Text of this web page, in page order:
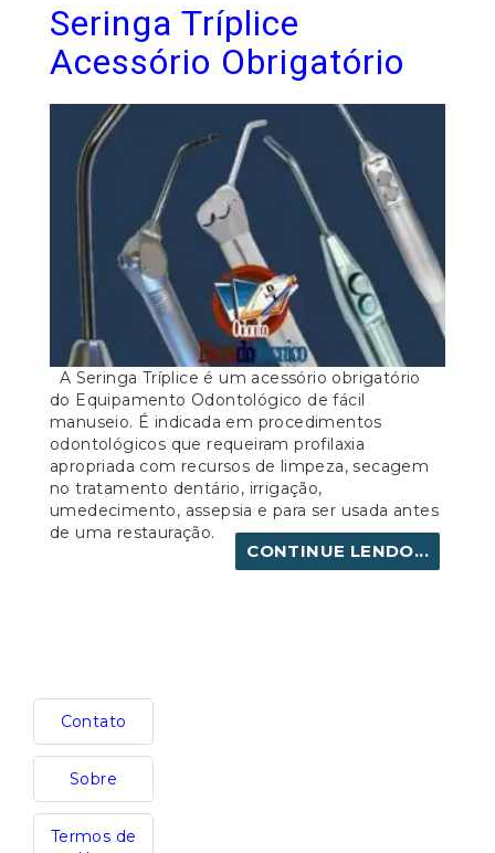
Seringa Tríplice
Acessório Obrigatório
A Seringa Tríplice é um acessório obrigatório
do Equipamento Odontológico de fácil
manuseio. É indicada em procedimentos
odontológicos que requeiram profilaxia
apropriada com recursos de limpeza, secagem
no tratamento dentário, irrigação,
umedecimento, assepsia e para ser usada antes
de uma restauração.
CONTINUE LENDO...
Contato
Sobre
Termos de